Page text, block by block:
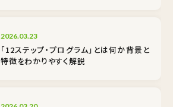
2026.03.23
「12ステップ・プログラム」とは何か――背景と
特徴をわかりやすく解説